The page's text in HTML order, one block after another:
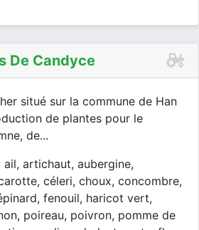
De Candyce
situé sur la commune de Han
de plantes pour le
de...
ail, artichaut, aubergine,
céleri, choux, concombre,
fenouil, haricot vert,
poireau, poivron, pomme de